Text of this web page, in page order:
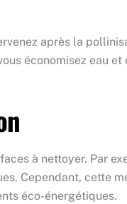
après la
économisez eau et
à nettoyer. Par
Cependant, cette
éco-énergétiques.